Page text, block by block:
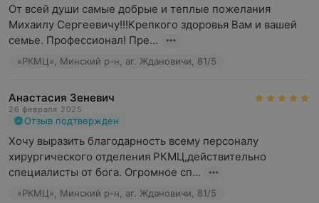
От всей души самые добрые и теплые пожелания
Михаилу Сергеевичу!!!Крепкого здоровья Вам и вашей
семье. Профессионал! Пре...
«РКМЦ», Минский р-н, аг. Ждановичи, 81/5
Анастасия Зеневич
26 февраля 2025
Отзыв подтвержден
Хочу выразить благодарность всему персоналу
хирургического отделения РКМЦ,действительно
специалисты от бога. Огромное сп...
«РКМЦ», Минский р-н, аг. Ждановичи, 81/5